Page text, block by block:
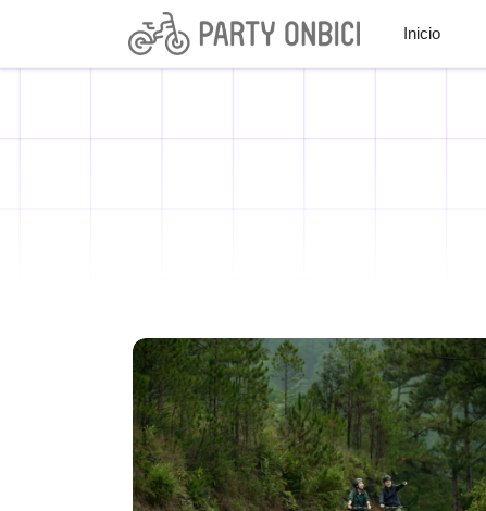
Inicio